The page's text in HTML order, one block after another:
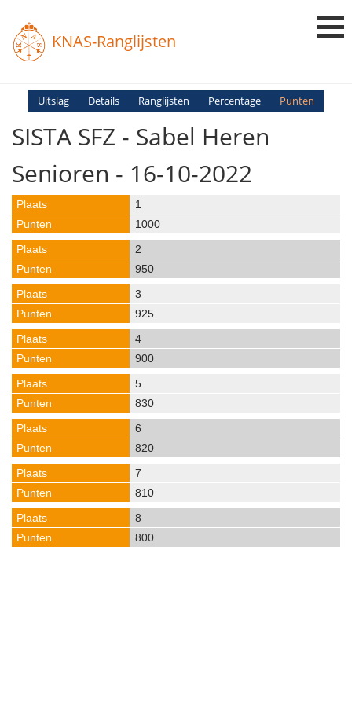
KNAS-Ranglijsten
Login
Uitslag Details Ranglijsten Percentage Punten
SISTA SFZ - Sabel Heren
Senioren - 16-10-2022
1
1000
2
950
3
925
4
900
5
830
6
820
7
810
8
800